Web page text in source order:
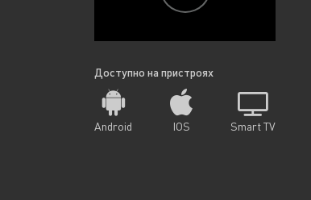
Доступно на пристроях
Android IOS Smart TV